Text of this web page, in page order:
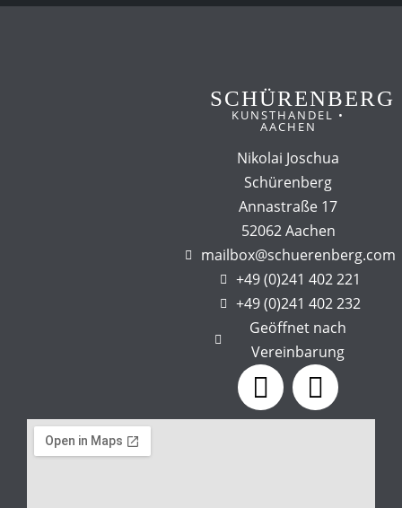
SCHÜRENBERG
KUNSTHANDEL •
AACHEN
Nikolai Joschua
Schürenberg
Annastraße 17
52062 Aachen
mailbox@schuerenberg.com
+49 (0)241 402 221
+49 (0)241 402 232
Geöffnet nach
Vereinbarung